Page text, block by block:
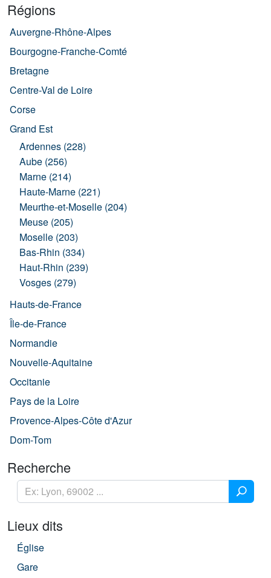
Régions
Auvergne-Rhône-Alpes
Bourgogne-Franche-Comté
Bretagne
Centre-Val de Loire
Corse
Grand Est
Ardennes (228)
Aube (256)
Marne (214)
Haute-Marne (221)
Meurthe-et-Moselle (204)
Meuse (205)
Moselle (203)
Bas-Rhin (334)
Haut-Rhin (239)
Vosges (279)
Hauts-de-France
Île-de-France
Normandie
Nouvelle-Aquitaine
Occitanie
Pays de la Loire
Provence-Alpes-Côte d'Azur
Dom-Tom
Recherche
Lieux dits
Église
Gare